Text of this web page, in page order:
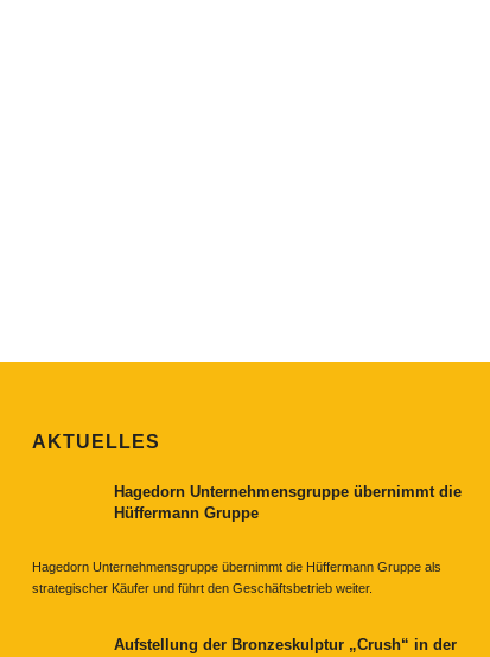
AKTUELLES
Hagedorn Unternehmensgruppe übernimmt die
Hüffermann Gruppe
Hagedorn Unternehmensgruppe übernimmt die Hüffermann Gruppe als
strategischer Käufer und führt den Geschäftsbetrieb weiter.
Aufstellung der Bronzeskulptur „Crush“ in der